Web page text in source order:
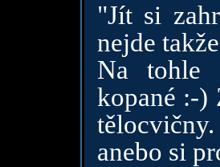
"Jít si
nejde
Na tohle
kopané :-)
anebo si